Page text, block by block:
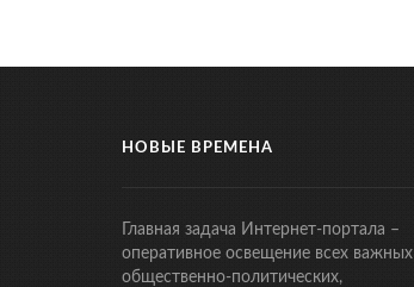
НОВЫЕ ВРЕМЕНА
Главная задача Интернет-портала –
оперативное освещение всех важных
общественно-политических,